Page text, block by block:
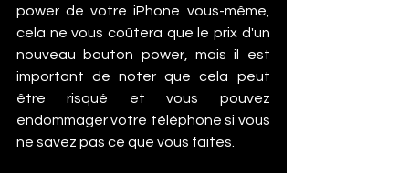
power de votre iPhone vous-même,
cela ne vous coûtera que le prix d'un
nouveau bouton power, mais il est
important de noter que cela peut
être risqué et vous pouvez
endommager votre téléphone si vous
ne savez pas ce que vous faites.